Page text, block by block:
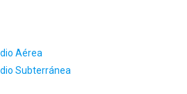
Aérea
Subterránea